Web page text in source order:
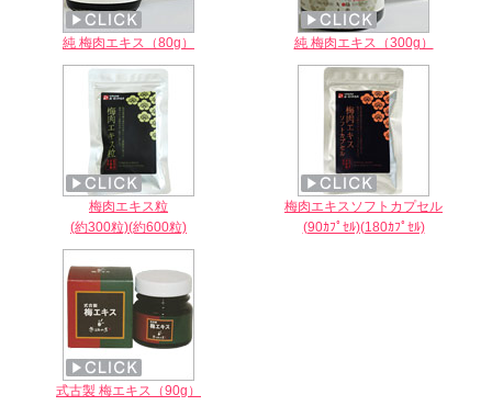
純 梅肉エキス（80g） 純 梅肉エキス（300g）
梅肉エキス粒
(約300粒)(約600粒)
梅肉エキスソフトカプセル
(90ｶﾌﾟｾﾙ)(180ｶﾌﾟｾﾙ)
式古製 梅エキス（90g）